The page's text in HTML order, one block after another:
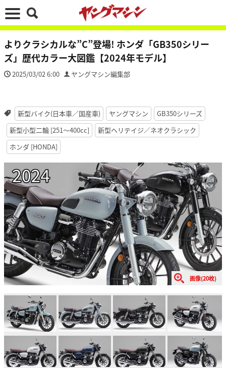
よりクラシカルな”C”登場! ホンダ「GB350シリー
ズ」歴代カラー大図鑑【2024年モデル】
2025/03/02 6:00 ヤングマシン編集部
新型バイク(日本車／国産車) ヤングマシン
GB350シリーズ
新型小型二輪 [251〜400cc]
新型ヘリテイジ／ネオクラシック
ホンダ [HONDA]
画像(20枚)